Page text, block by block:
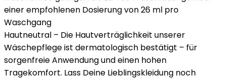
einer empfohlenen Dosierung von 26 ml pro
Waschgang
Hautneutral – Die Hautverträglichkeit unserer
Wäschepflege ist dermatologisch bestätigt – für
sorgenfreie Anwendung und einen hohen
Tragekomfort. Lass Deine Lieblingskleidung noch